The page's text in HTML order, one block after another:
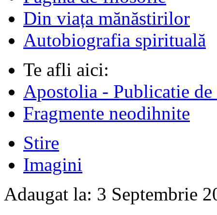
Din viața mănăstirilor
Autobiografia spirituală
Te afli aici:
Apostolia - Publicatie
Fragmente neodihnite
Stire
Imagini
Adaugat la: 3 Septembrie